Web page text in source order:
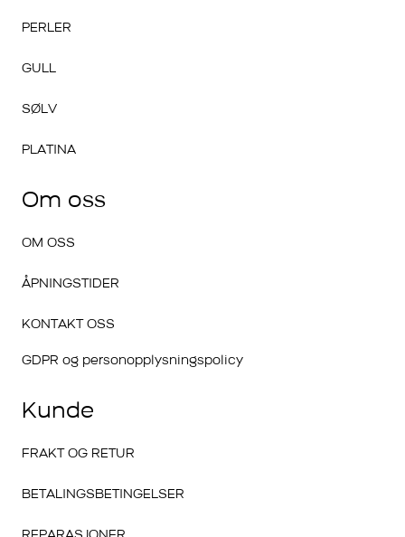
PERLER
GULL
SØLV
PLATINA
Om oss
OM OSS
ÅPNINGSTIDER
KONTAKT OSS
GDPR og personopplysningspolicy
Kunde
FRAKT OG RETUR
BETALINGSBETINGELSER